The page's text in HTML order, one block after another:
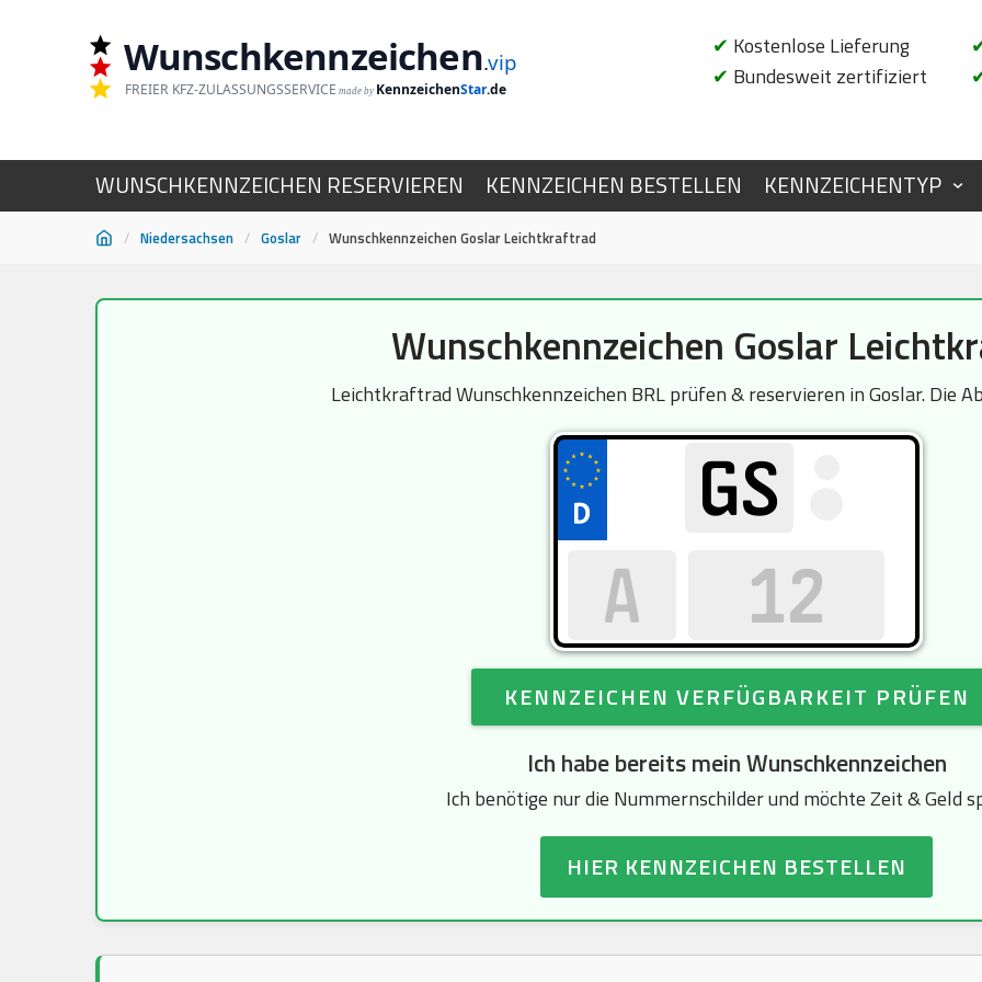
Wunschkennzeichen.vip
FREIER KFZ-ZULASSUNGSSERVICE made by KennzeichenStar.de
✔ Kostenlose Lieferung
✔ Bundesweit zertifiziert
WUNSCHKENNZEICHEN RESERVIEREN KENNZEICHEN BESTELLEN KENNZEICHENTYP
/ Niedersachsen / Goslar / Wunschkennzeichen Goslar Leichtkraftrad
Wunschkennzeichen Goslar
Leichtkraftrad Wunschkennzeichen BRL prüfen & reservieren in Goslar. Die
KENNZEICHEN VERFÜGBARKEIT PRÜFEN
Ich habe bereits mein Wunschkennzeichen
Ich benötige nur die Nummernschilder und möchte Zeit & Geld
HIER KENNZEICHEN BESTELLEN